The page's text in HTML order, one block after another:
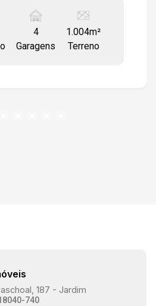
entre as salas!! Sala 3
, lareira com a cozinha
lavabo. São 5
das
4
Garagens
1.004m²
Terreno
187 - Jardim
740